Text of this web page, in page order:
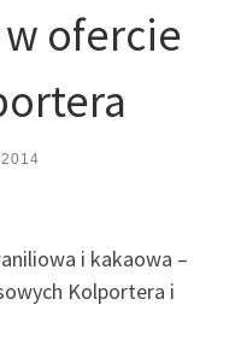
w ofercie
i kakaowa –
Kolportera i